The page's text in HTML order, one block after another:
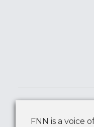
FNN is a voice